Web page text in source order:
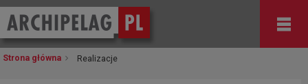
Strona główna Realizacje